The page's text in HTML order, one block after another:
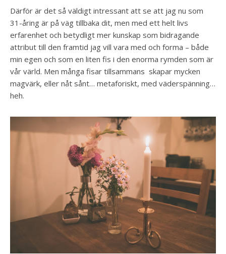
Därför är det så väldigt intressant att se att jag nu som
31-åring är på väg tillbaka dit, men med ett helt livs
erfarenhet och betydligt mer kunskap som bidragande
attribut till den framtid jag vill vara med och forma – både
min egen och som en liten fis i den enorma rymden som är
vår värld. Men många fisar tillsammans skapar mycken
magvärk, eller nåt sånt… metaforiskt, med väderspänning…
heh.